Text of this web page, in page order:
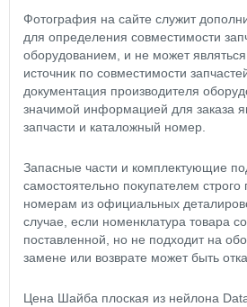
Фотография на сайте служит
для определения совместимости
оборудованием, и не может
источник по совместимости
документация производителя
значимой информацией для заказа
запчасти и каталожный номер.
Запасные части и комплектующие
самостоятельно покупателем
номерам из официальных
случае, если номенклатура товара
поставленной, но не подходит на
замене или возврате может быть
Цена Шайба плоская из нейлона